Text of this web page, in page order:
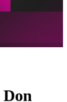
Don